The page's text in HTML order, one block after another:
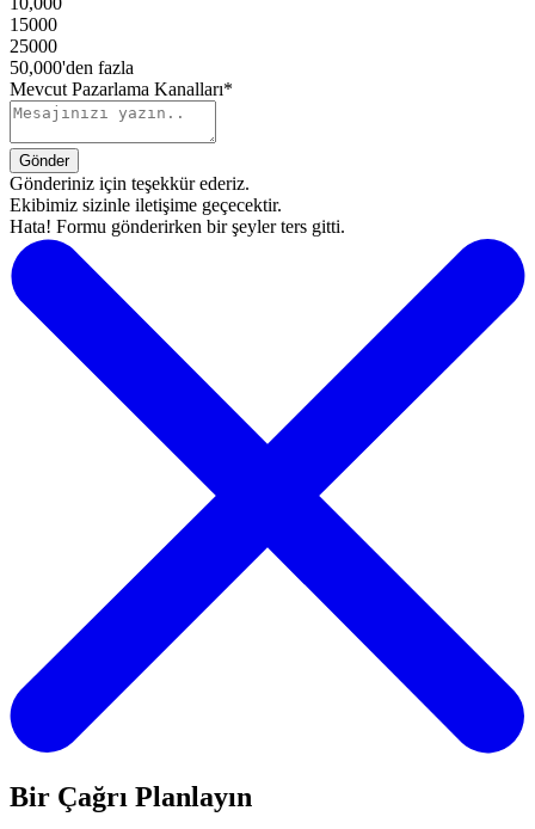
15000
25000
50,000'den fazla
Mevcut Pazarlama Kanalları*
Gönderiniz için teşekkür ederiz.
Ekibimiz sizinle iletişime geçecektir.
Hata! Formu gönderirken bir şeyler ters gitti.
Bir Çağrı Planlayın